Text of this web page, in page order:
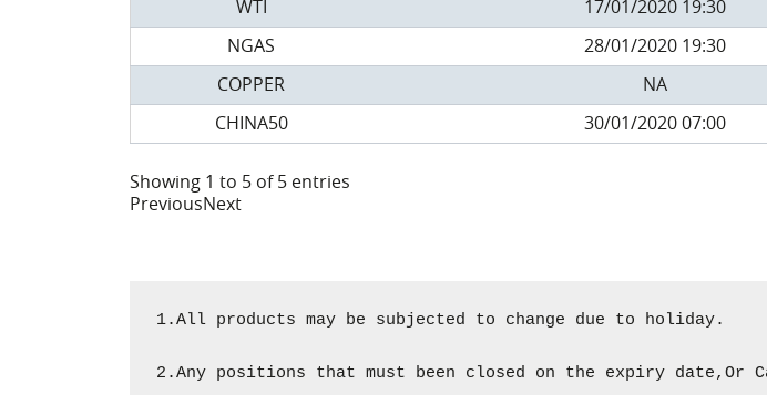
WTI
17/01/2020 19:30
NGAS
28/01/2020 19:30
COPPER
NA
CHINA50
30/01/2020 07:00
Showing 1 to 5 of 5 entries
PreviousNext
1.All products may be subjected to change due to holiday.
2.Any positions that must been closed on the expiry